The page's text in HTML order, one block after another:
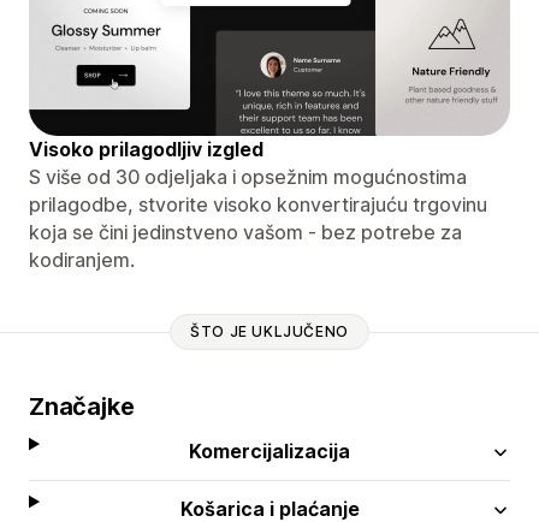
Visoko prilagodljiv izgled
S više od 30 odjeljaka i opsežnim mogućnostima
prilagodbe, stvorite visoko konvertirajuću trgovinu
koja se čini jedinstveno vašom - bez potrebe za
kodiranjem.
ŠTO JE UKLJUČENO
Značajke
Komercijalizacija
Košarica i plaćanje